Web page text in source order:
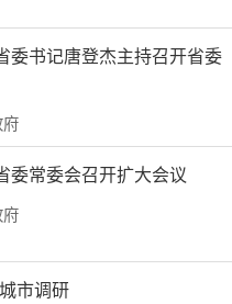
委书记唐登杰主持召开省委
委常委会召开扩大会议
市调研